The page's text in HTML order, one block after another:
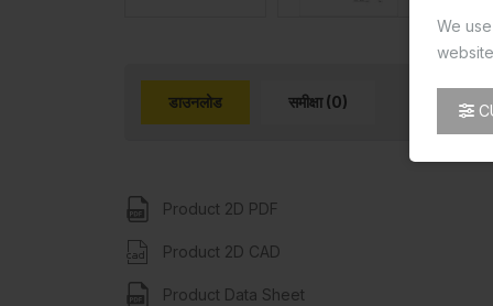
We
डाउनलोड समीक्षा (0)
Product 2D PDF
Product 2D CAD
Product Data Sheet